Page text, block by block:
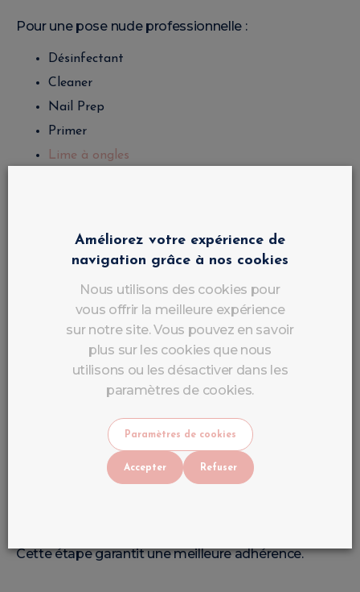
Pour une pose nude professionnelle :
Désinfectant
Cleaner
Nail Prep
Primer
Lime à ongles
Préparer l'Ongle Naturel
Commencez par :
✔ Désinfecter les mains
✔ Repousser les cuticules
✔ Donner la forme souhaitée
Cette étape garantit une meilleure adhérence.
Améliorez votre expérience de
navigation grâce à nos cookies
Nous utilisons des cookies pour
vous offrir la meilleure expérience
sur notre site. Vous pouvez en savoir
plus sur les cookies que nous
utilisons ou les désactiver dans les
paramètres de cookies.
Paramètres de cookies
Accepter Refuser